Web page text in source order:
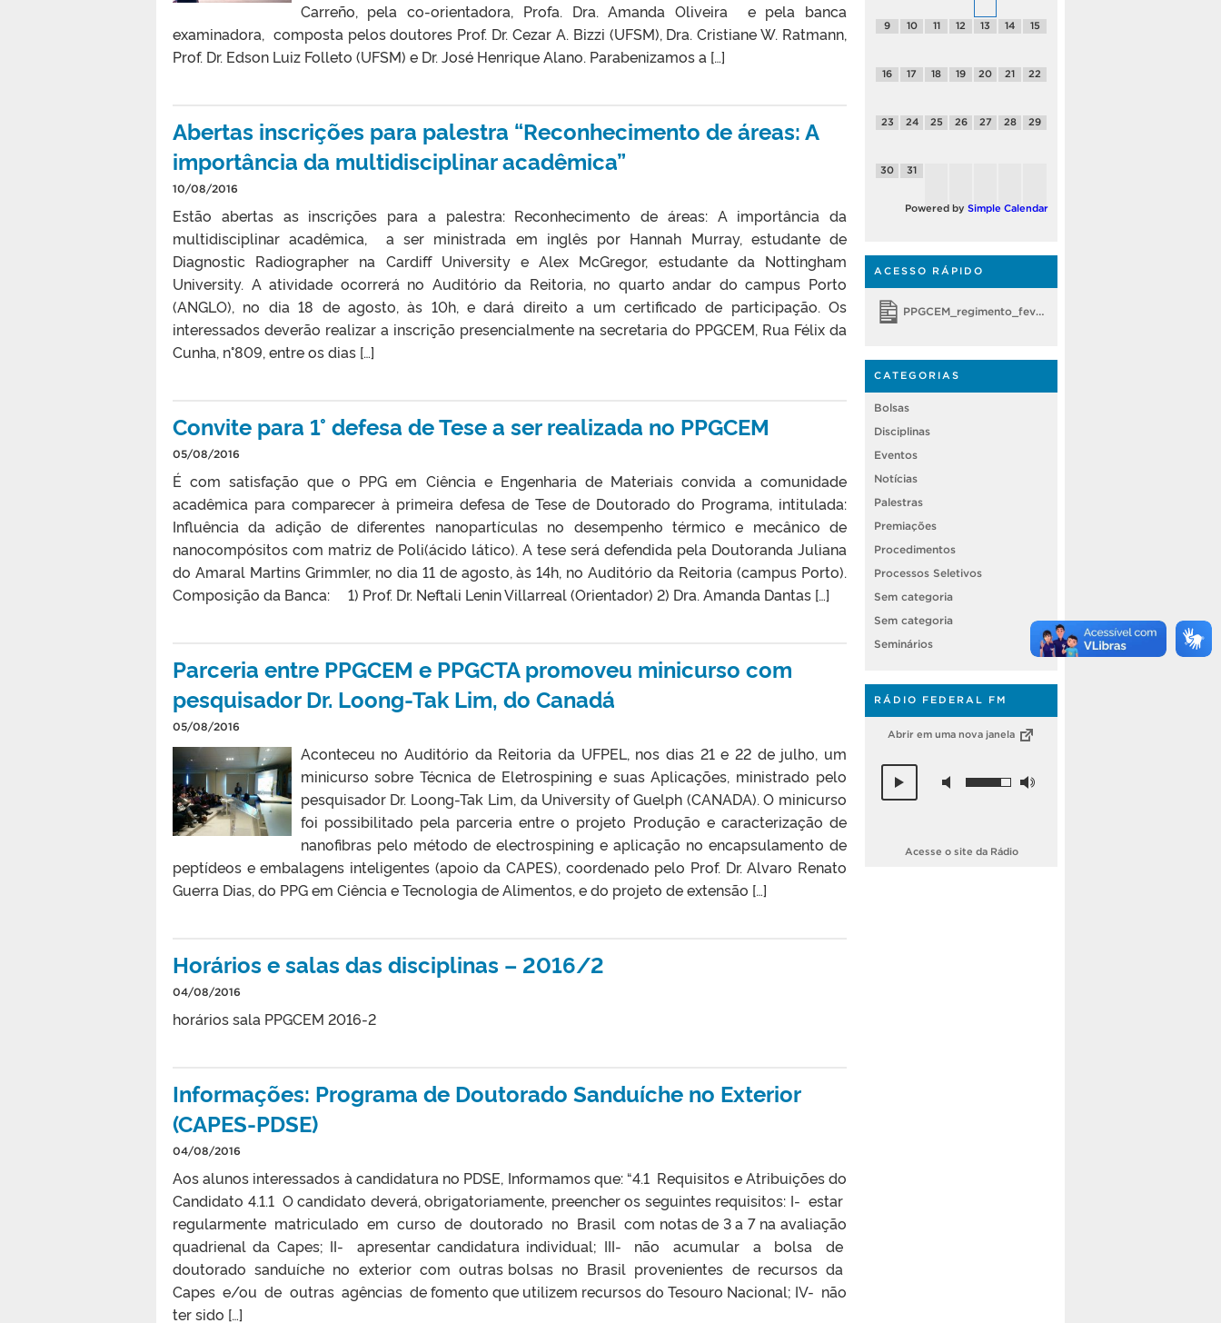
Carreño, pela co-orientadora, Profa. Dra. Amanda Oliveira e pela banca
examinadora, composta pelos doutores Prof. Dr. Cezar A. Bizzi (UFSM), Dra. Cristiane W. Ratmann,
Prof. Dr. Edson Luiz Folleto (UFSM) e Dr. José Henrique Alano. Parabenizamos a […]
Abertas inscrições para palestra “Reconhecimento de áreas: A
importância da multidisciplinar acadêmica”
10/08/2016
Estão abertas as inscrições para a palestra: Reconhecimento de áreas: A importância da
multidisciplinar acadêmica, a ser ministrada em inglês por Hannah Murray, estudante de
Diagnostic Radiographer na Cardiff University e Alex McGregor, estudante da Nottingham
University. A atividade ocorrerá no Auditório da Reitoria, no quarto andar do campus Porto
(ANGLO), no dia 18 de agosto, às 10h, e dará direito a um certificado de participação. Os
interessados deverão realizar a inscrição presencialmente na secretaria do PPGCEM, Rua Félix da
Cunha, n°809, entre os dias […]
Convite para 1° defesa de Tese a ser realizada no PPGCEM
05/08/2016
É com satisfação que o PPG em Ciência e Engenharia de Materiais convida a comunidade
acadêmica para comparecer à primeira defesa de Tese de Doutorado do Programa, intitulada:
Influência da adição de diferentes nanopartículas no desempenho térmico e mecânico de
nanocompósitos com matriz de Poli(ácido lático). A tese será defendida pela Doutoranda Juliana
do Amaral Martins Grimmler, no dia 11 de agosto, às 14h, no Auditório da Reitoria (campus Porto).
Composição da Banca: 1) Prof. Dr. Neftali Lenin Villarreal (Orientador) 2) Dra. Amanda Dantas […]
Parceria entre PPGCEM e PPGCTA promoveu minicurso com
pesquisador Dr. Loong-Tak Lim, do Canadá
05/08/2016
Aconteceu no Auditório da Reitoria da UFPEL, nos dias 21 e 22 de julho, um
minicurso sobre Técnica de Eletrospining e suas Aplicações, ministrado pelo
pesquisador Dr. Loong-Tak Lim, da University of Guelph (CANADA). O minicurso
foi possibilitado pela parceria entre o projeto Produção e caracterização de
nanofibras pelo método de electrospining e aplicação no encapsulamento de
peptídeos e embalagens inteligentes (apoio da CAPES), coordenado pelo Prof. Dr. Alvaro Renato
Guerra Dias, do PPG em Ciência e Tecnologia de Alimentos, e do projeto de extensão […]
Horários e salas das disciplinas – 2016/2
04/08/2016
horários sala PPGCEM 2016-2
Informações: Programa de Doutorado Sanduíche no Exterior
(CAPES-PDSE)
04/08/2016
Aos alunos interessados à candidatura no PDSE, Informamos que: “4.1 Requisitos e Atribuições do
Candidato 4.1.1 O candidato deverá, obrigatoriamente, preencher os seguintes requisitos: I- estar
regularmente matriculado em curso de doutorado no Brasil com notas de 3 a 7 na avaliação
quadrienal da Capes; II- apresentar candidatura individual; III- não acumular a bolsa de
doutorado sanduíche no exterior com outras bolsas no Brasil provenientes de recursos da
Capes e/ou de outras agências de fomento que utilizem recursos do Tesouro Nacional; IV- não
ter sido […]
9 10 11 12 13 14 15
16 17 18 19 20 21 22
23 24 25 26 27 28 29
30 31
Powered by Simple Calendar
ACESSO RÁPIDO
PPGCEM_regimento_fevereiro 2018
CATEGORIAS
Bolsas
Disciplinas
Eventos
Notícias
Palestras
Premiações
Procedimentos
Processos Seletivos
Sem categoria
Sem categoria
Seminários
RÁDIO FEDERAL FM
Abrir em uma nova janela
Acesse o site da Rádio